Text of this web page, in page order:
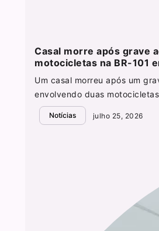
Casal morre após grave
motocicletas na BR-101
Um casal morreu após um
envolvendo duas
Notícias julho 25, 2026